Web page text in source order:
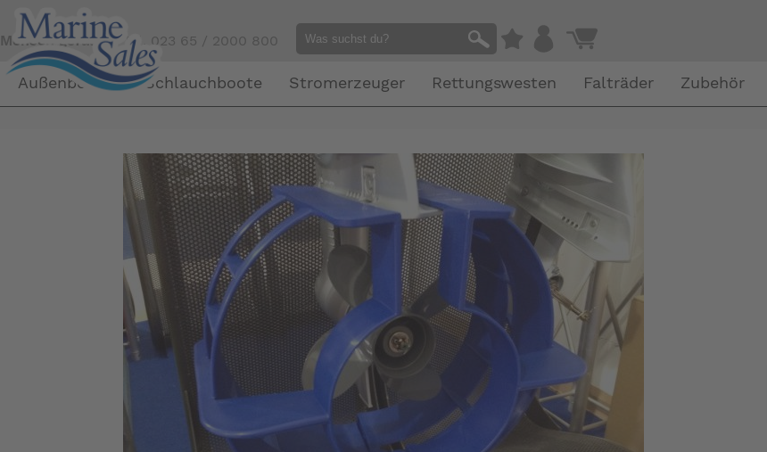
Mensch gefällig?Tel. 023 65 / 2000 800
Außenborder Schlauchboote Stromerzeuger Rettungswesten Falträder Zubehör